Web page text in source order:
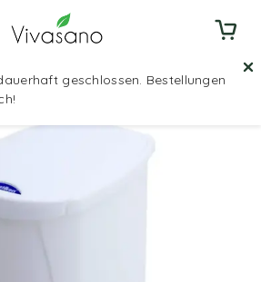
Weiß PVCgeschlossen. Bestellungen